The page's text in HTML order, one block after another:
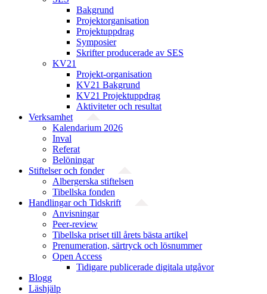
Bakgrund
Projekt­organisation
Projektuppdrag
Symposier
Skrifter producerade av SES
KV21
Projekt-organisation
KV21 Bakgrund
KV21 Projektuppdrag
Aktiviteter och resultat
Verksamhet
Kalendarium 2026
Inval
Referat
Belöningar
Stiftelser och fonder
Albergerska stiftelsen
Tibellska fonden
Handlingar och Tidskrift
Anvisningar
Peer-review
Tibellska priset till årets bästa artikel
Prenumeration, särtryck och lösnummer
Open Access
Tidigare publicerade digitala utgåvor
Blogg
Läshjälp